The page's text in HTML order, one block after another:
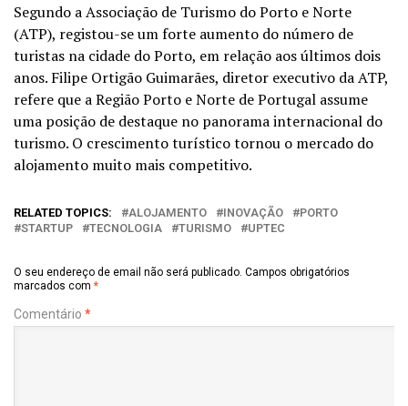
Segundo a Associação de Turismo do Porto e Norte
(ATP), registou-se um forte aumento do número de
turistas na cidade do Porto, em relação aos últimos dois
anos. Filipe Ortigão Guimarães, diretor executivo da ATP,
refere que a Região Porto e Norte de Portugal assume
uma posição de destaque no panorama internacional do
turismo. O crescimento turístico tornou o mercado do
alojamento muito mais competitivo.
RELATED TOPICS: ALOJAMENTO INOVAÇÃO
PORTO
STARTUP
TECNOLOGIA TURISMO UPTEC
O seu endereço de email não será publicado. Campos obrigatórios
marcados com *
Comentário *